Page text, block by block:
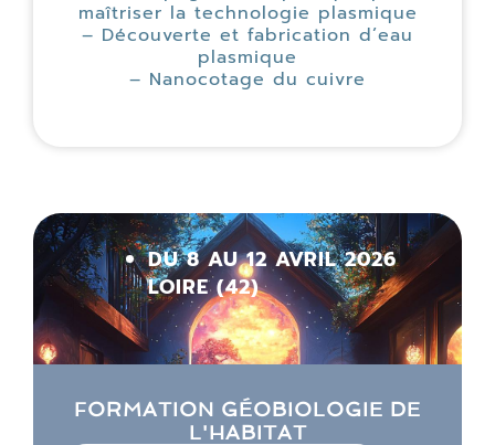
maîtriser la technologie plasmique
– Découverte et fabrication d’eau
plasmique
– Nanocotage du cuivre
DU 8 AU 12 AVRIL 2026
LOIRE (42)
FORMATION GÉOBIOLOGIE DE
L'HABITAT